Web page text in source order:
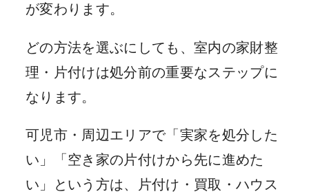
が変わります。
どの方法を選ぶにしても、室内の家財整
理・片付けは処分前の重要なステップに
なります。
可児市・周辺エリアで「実家を処分した
い」「空き家の片付けから先に進めた
い」という方は、片付け・買取・ハウス